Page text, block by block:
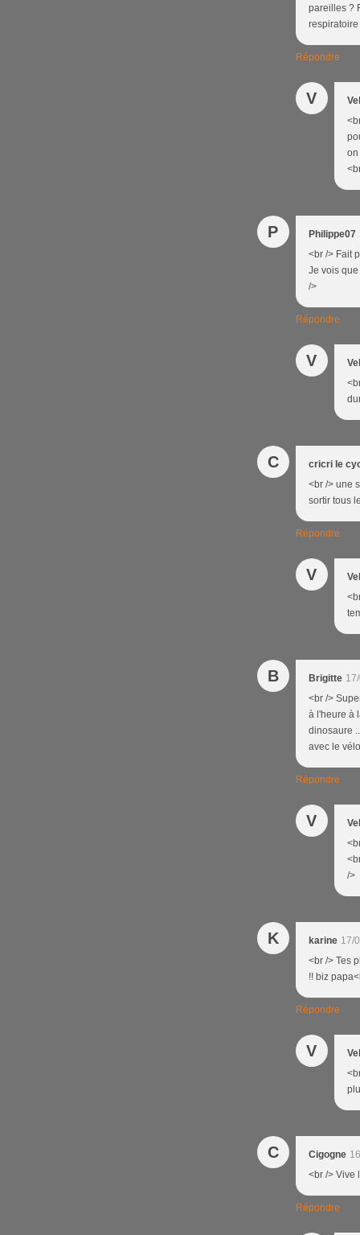
pareilles ?
respiratoire
Répondre
V
on
P Philippe07
<br /> Fait
Je vois
/>
Répondre
V
C
cricri le
<br /> une
sortir tous
Répondre
V
B Brigitte
<br />
à l'heure à
dinosaure
avec le
Répondre
V
/>
K karine 17/
<br /> Tes
!! biz
Répondre
V
C Cigogne
<br /> Vive
Répondre